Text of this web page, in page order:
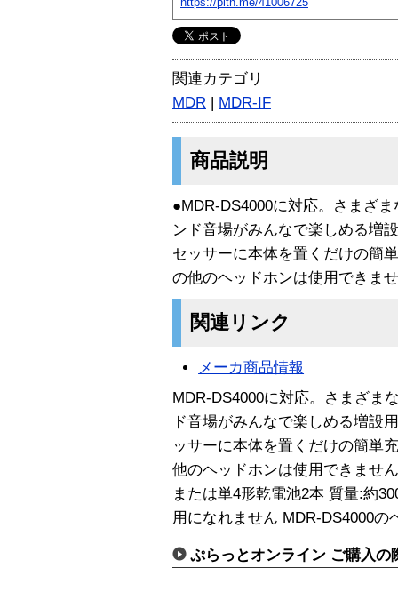
関連カテゴリ
MDR | MDR-IF
商品説明
●MDR-DS4000に対応。さまざ
ンド音場がみんなで楽しめる増
セッサーに本体を置くだけの簡
の他のヘッドホンは使用できま
関連リンク
メーカ商品情報
MDR-DS4000に対応。さまざま
ド音場がみんなで楽しめる増設
ッサーに本体を置くだけの簡単
他のヘッドホンは使用できませ
または単4形乾電池2本 質量:約
用になれません MDR-DS4000の
ぷらっとオンライン ご購入の